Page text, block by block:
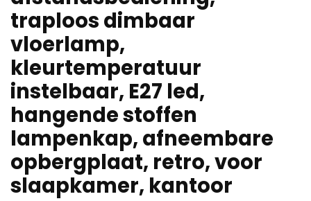
traploos dimbaar
vloerlamp,
kleurtemperatuur
instelbaar, E27 led,
hangende stoffen
lampenkap, afneembare
opbergplaat, retro, voor
slaapkamer, kantoor